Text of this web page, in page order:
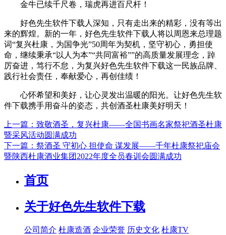
金牛已续千尺卷，瑞虎再进百尺杆！
好色先生软件下载人深知，只有走出来的精彩，没有等出
来的辉煌。新的一年，好色先生软件下载人将以周恩来总理题
词“复兴杜康，为国争光”50周年为契机，坚守初心，勇担使
命，继续秉承“以人为本”“共同富裕””的高质量发展理念，踔
厉奋进，笃行不怠，为复兴好色先生软件下载这一民族品牌、
践行社会责任，奉献爱心，再创佳绩！
心怀希望和美好，让心灵发出温暖的阳光。让好色先生软
件下载携手用奋斗的姿态，共创酒圣杜康美好明天！
上一篇：致敬酒圣，复兴杜康——全国书画名家祭祀酒圣杜康
暨采风活动圆满成功
下一篇：祭酒圣 守初心 担使命 谋发展——千年杜康祭祀庙会
暨陕西杜康酒业集团2022年度全员春训会圆满成功
首页
关于好色先生软件下载
公司简介 杜康造酒 企业荣誉 历史文化 杜康TV